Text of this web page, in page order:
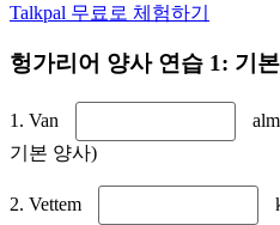
Talkpal 무료로 체험하기
헝가리어 양사 연습 1: 기
1. Van
기본 양사)
2. Vettem